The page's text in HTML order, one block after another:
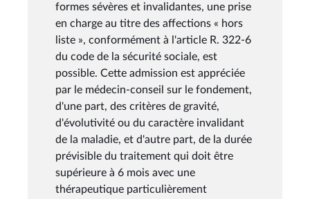
formes sévères et invalidantes, une prise
en charge au titre des affections « hors
liste », conformément à l'article R. 322-6
du code de la sécurité sociale, est
possible. Cette admission est appréciée
par le médecin-conseil sur le fondement,
d'une part, des critères de gravité,
d'évolutivité ou du caractère invalidant
de la maladie, et d'autre part, de la durée
prévisible du traitement qui doit être
supérieure à 6 mois avec une
thérapeutique particulièrement